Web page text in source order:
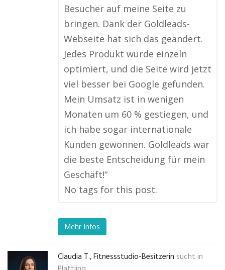
Besucher auf meine Seite zu
bringen. Dank der Goldleads-
Webseite hat sich das geändert.
Jedes Produkt wurde einzeln
optimiert, und die Seite wird jetzt
viel besser bei Google gefunden.
Mein Umsatz ist in wenigen
Monaten um 60 % gestiegen, und
ich habe sogar internationale
Kunden gewonnen. Goldleads war
die beste Entscheidung für mein
Geschäft!“
No tags for this post.
Mehr Infos
Claudia T., Fitnessstudio-Besitzerin sucht in